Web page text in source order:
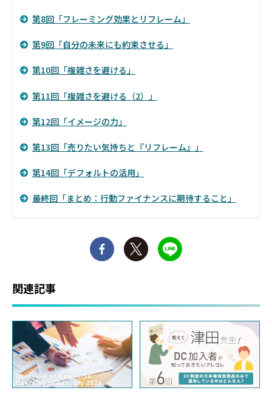
第8回「フレーミング効果とリフレーム」
第9回「自分の未来にも約束させる」
第10回「複雑さを避ける」
第11回「複雑さを避ける（2）」
第12回「イメージの力」
第13回「売りたい気持ちと『リフレーム』」
第14回「デフォルトの活用」
最終回「まとめ：行動ファイナンスに期待すること」
関連記事